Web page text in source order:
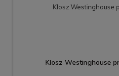
Klosz Westinghouse